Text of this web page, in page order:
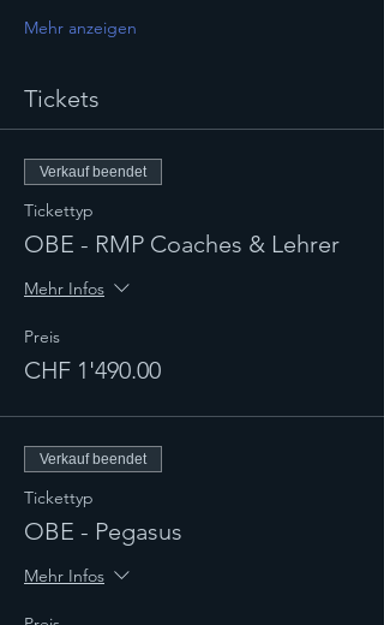
Mehr anzeigen
Tickets
Verkauf beendet
Tickettyp
OBE - RMP Coaches & Lehrer
Mehr Infos
Preis
CHF 1'490.00
Verkauf beendet
Tickettyp
OBE - Pegasus
Mehr Infos